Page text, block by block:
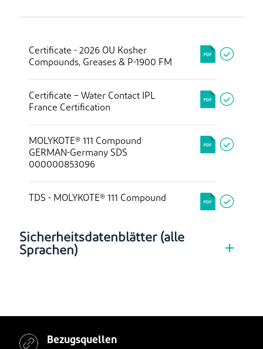
Certificate - 2026 OU Kosher
Compounds, Greases & P-1900 FM
Certificate – Water Contact IPL
France Certification
MOLYKOTE® 111 Compound
GERMAN-Germany SDS
000000853096
TDS - MOLYKOTE® 111 Compound
Sicherheitsdatenblätter (alle
Sprachen)
Bezugsquellen